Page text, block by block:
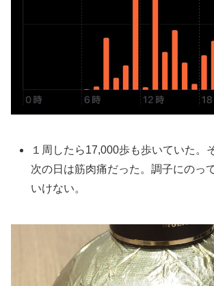
１周したら17,000歩も歩いていた。
次の日は筋肉痛だった。調子にのっ
いけない。